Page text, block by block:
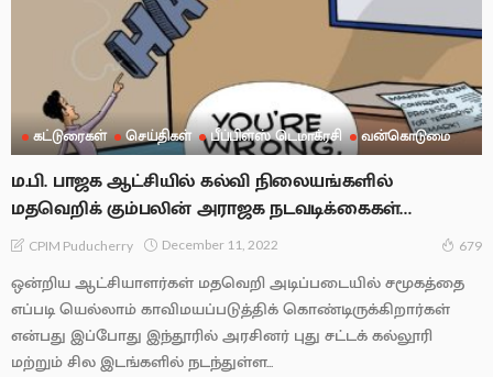
கட்டுரைகள் செய்திகள் பீப்பிள்ஸ் டெமாக்ரசி வன்கொடுமை
ம.பி. பாஜக ஆட்சியில் கல்வி நிலையங்களில்
மதவெறிக் கும்பலின் அராஜக நடவடிக்கைகள்…
CPIM Puducherry December 11, 2022 679
ஒன்றிய ஆட்சியாளர்கள் மதவெறி அடிப்படையில் சமூகத்தை
எப்படி யெல்லாம் காவிமயப்படுத்திக் கொண்டிருக்கிறார்கள்
என்பது இப்போது இந்தூரில் அரசினர் புது சட்டக் கல்லூரி
மற்றும் சில இடங்களில் நடந்துள்ள...